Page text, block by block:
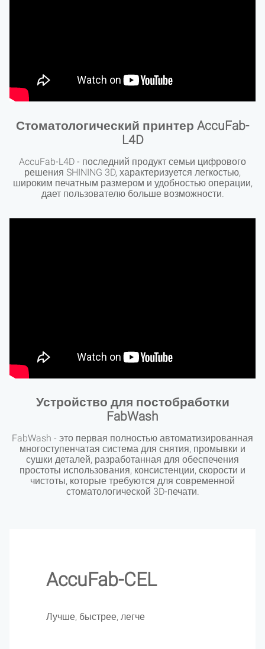
Стоматологический принтер AccuFab-
L4D
AccuFab-L4D - последний продукт семьи цифрового
решения SHINING 3D, характеризуется легкостью,
широким печатным размером и удобностью операции,
дает пользователю больше возможности.
Устройство для постобработки
FabWash
FabWash - это первая полностью автоматизированная
многоступенчатая система для снятия, промывки и
сушки деталей, разработанная для обеспечения
простоты использования, консистенции, скорости и
чистоты, которые требуются для современной
стоматологической 3D-печати.
AccuFab-CEL
Лучше, быстрее, легче